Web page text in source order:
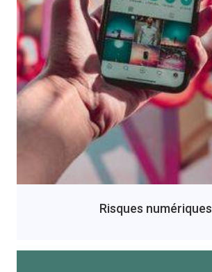
Risques numériques